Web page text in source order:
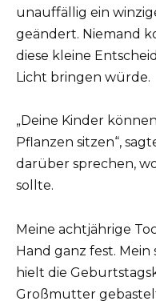
unauffällig ein
geändert. Niemand
diese kleine
Licht bringen würde.
„Deine Kinder
Pflanzen sitzen“,
darüber sprechen,
sollte.
Meine achtjährige
Hand ganz fest. Mein
hielt die
Großmutter